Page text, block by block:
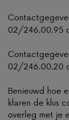
02/246.00.95
02/246.00.20
Benieuwd hoe
klaren de klus
overleg met je